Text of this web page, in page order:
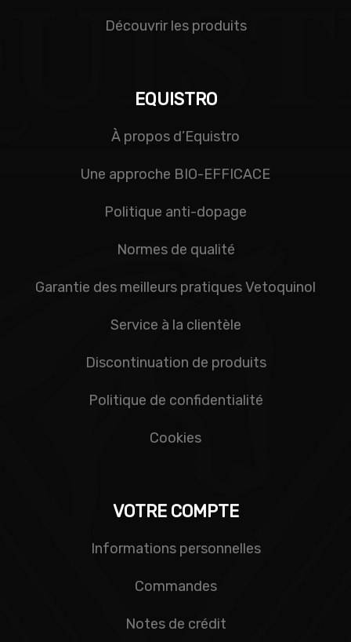
Découvrir les produits
EQUISTRO
À propos d’Equistro
Une approche BIO-EFFICACE
Politique anti-dopage
Normes de qualité
Garantie des meilleurs pratiques Vetoquinol
Service à la clientèle
Discontinuation de produits
Politique de confidentialité
Cookies
VOTRE COMPTE
Informations personnelles
Commandes
Notes de crédit